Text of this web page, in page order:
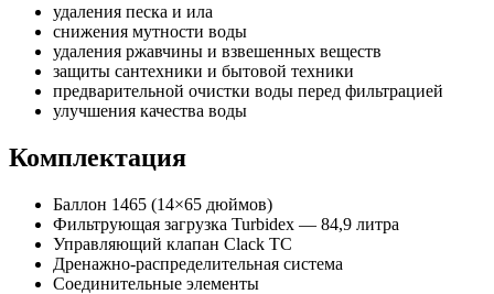
удаления песка и ила
снижения мутности воды
удаления ржавчины и взвешенных веществ
защиты сантехники и бытовой техники
предварительной очистки воды перед фильтрацией
улучшения качества воды
Комплектация
Баллон 1465 (14×65 дюймов)
Фильтрующая загрузка Turbidex — 84,9 литра
Управляющий клапан Clack TC
Дренажно-распределительная система
Соединительные элементы